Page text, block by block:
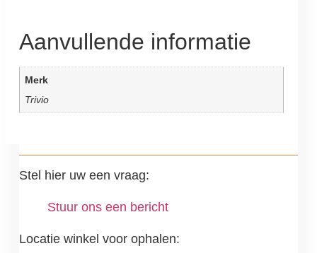
Aanvullende informatie
Merk
Trivio
Stel hier uw een vraag:
Stuur ons een bericht
Locatie winkel voor ophalen: